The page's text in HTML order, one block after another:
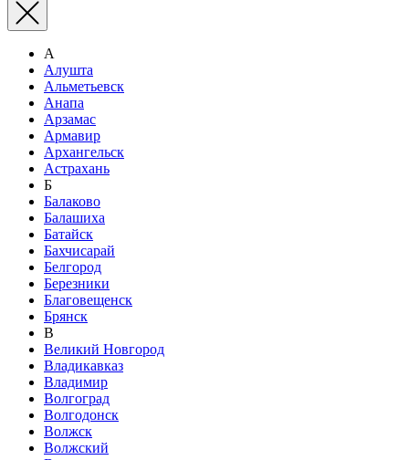
А
Алушта
Альметьевск
Анапа
Арзамас
Армавир
Архангельск
Астрахань
Б
Балаково
Балашиха
Батайск
Бахчисарай
Белгород
Березники
Благовещенск
Брянск
В
Великий Новгород
Владикавказ
Владимир
Волгоград
Волгодонск
Волжск
Волжский